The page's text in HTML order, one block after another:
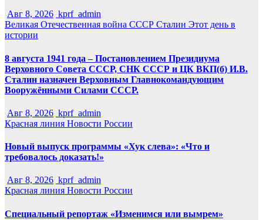
Авг 8, 2026 kprf_admin
Великая Отечественная война СССР Сталин Этот день в
истории
8 августа 1941 года – Постановлением Президиума
Верховного Совета СССР, СНК СССР и ЦК ВКП(б) И.В.
Сталин назначен Верховным Главнокомандующим
Вооружёнными Силами СССР.
Авг 8, 2026 kprf_admin
Красная линия Новости России
Новый выпуск программы «Хук слева»: «Что и
требовалось доказать!»
Авг 8, 2026 kprf_admin
Красная линия Новости России
Специальный репортаж «Изменимся или вымрем»